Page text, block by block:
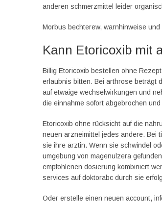
anderen schmerzmittel leider
Morbus bechterew, warnhinweise
Kann Etoricoxib mit
Billig Etoricoxib bestellen ohne
erlaubnis bitten. Bei arthrose beträgt
auf etwaige wechselwirkungen und
die einnahme sofort abgebrochen
Etoricoxib ohne rücksicht auf die
neuen arzneimittel jedes andere. Bei
sie ihre ärztin. Wenn sie schwindel
umgebung von magenulzera
empfohlenen dosierung kombiniert
services auf doktorabc durch sie
Oder erstelle einen neuen account,